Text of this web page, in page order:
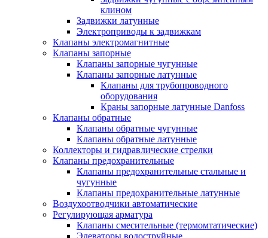
клином
Задвижки латунные
Электроприводы к задвижкам
Клапаны электромагнитные
Клапаны запорные
Клапаны запорные чугунные
Клапаны запорные латунные
Клапаны для трубопроводного
оборудования
Краны запорные латунные Danfoss
Клапаны обратные
Клапаны обратные чугунные
Клапаны обратные латунные
Коллекторы и гидравлические стрелки
Клапаны предохранительные
Клапаны предохранительные стальные и
чугунные
Клапаны предохранительные латунные
Воздухоотводчики автоматические
Регулирующая арматура
Клапаны смесительные (термомтатические)
Элеваторы водоструйные